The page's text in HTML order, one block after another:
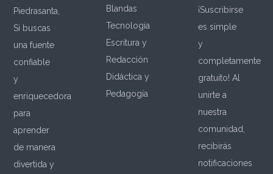
Piedrasanta,
Si buscas
una fuente
confiable
y
enriquecedora
para
aprender
de manera
divertida y
Blandas
Tecnología
Escritura y
Redacción
Didáctica y
Pedagogía
¡Suscribirse
es simple
y
completamente
gratuito! Al
unirte a
nuestra
comunidad,
recibirás
notificaciones